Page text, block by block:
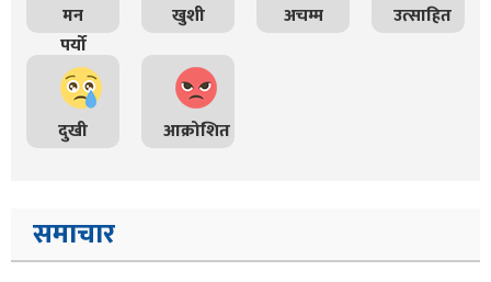
मन
पर्यो
खुशी अचम्म उत्साहित
दुखी आक्रोशित
समाचार